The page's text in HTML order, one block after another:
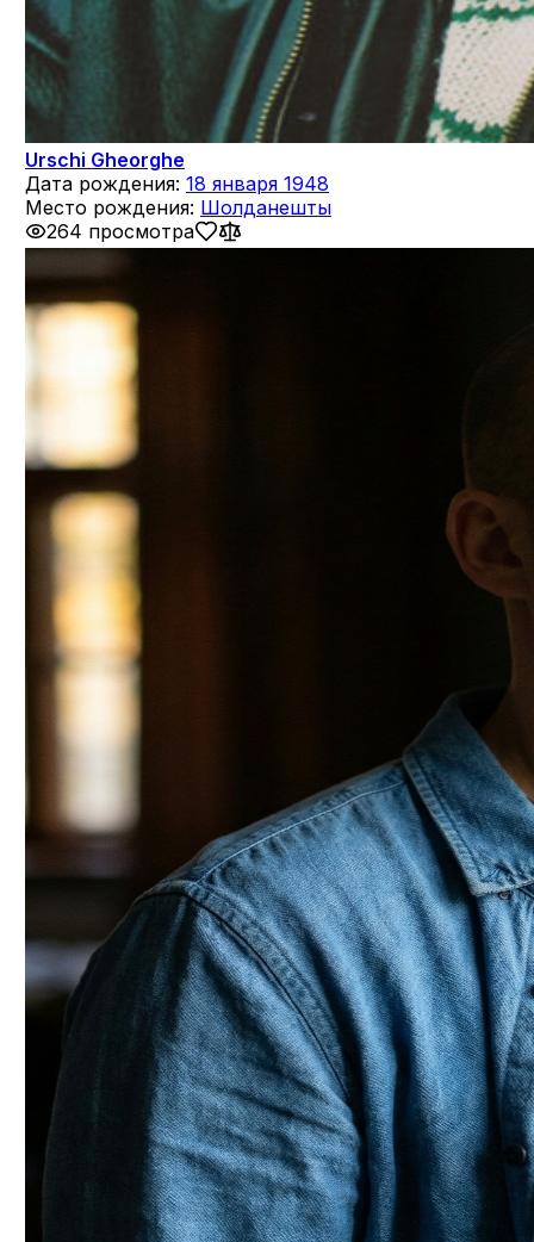
Urschi Gheorghe
Дата рождения: 18 января 1948
Место рождения: Шолданешты
264 просмотра